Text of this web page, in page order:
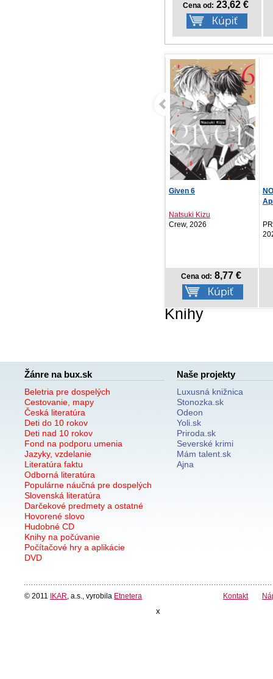
Cena od: 23,62 €
NOTIQUE Vreckový diár
PRESCOGROUP SK,
Cena od: 4,17 €
na
Knihy
Žánre na bux.sk
Beletria pre dospelých
Cestovanie, mapy
Česká literatúra
Deti do 10 rokov
Deti nad 10 rokov
Fond na podporu umenia
Jazyky, vzdelanie
Literatúra faktu
Odborná literatúra
Populárne náučná pre dospelých
Slovenská literatúra
Darčekové predmety a ostatné
Hovorené slovo
Hudobné CD
Knihy na počúvanie
Počítačové hry a aplikácie
DVD
Naše projekty
Luxusná knižnica
Stonozka.sk
Odeon
Yoli.sk
Priroda.sk
Severské krimi
Mám talent.sk
Ajna
© 2011 IKAR , a.s., vyrobila Etnetera Kontakt
x